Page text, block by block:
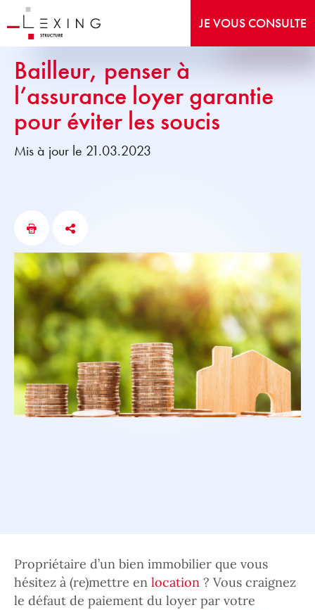
JE VOUS CONSULTE
Bailleur, penser à
l’assurance loyer garantie
pour éviter les soucis
Mis à jour le 21.03.2023
Propriétaire d’un bien immobilier que vous
hésitez à (re)mettre en location ? Vous craignez
le défaut de paiement du loyer par votre